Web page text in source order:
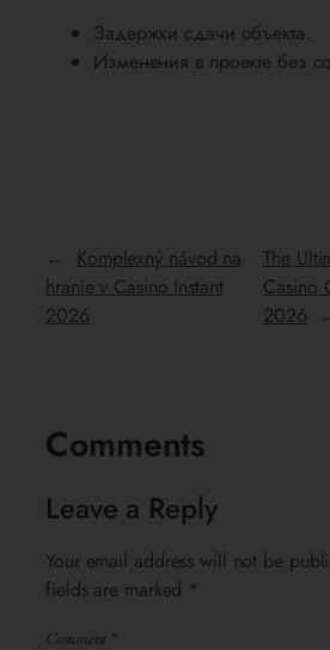
Задержки сдачи объекта.
Изменения в проекте без
←
Komplexný návod na
hranie v Casino Instant
2026
The
Casino
2026
Comments
Leave a Reply
Your email address will not be
fields are marked *
Comment *